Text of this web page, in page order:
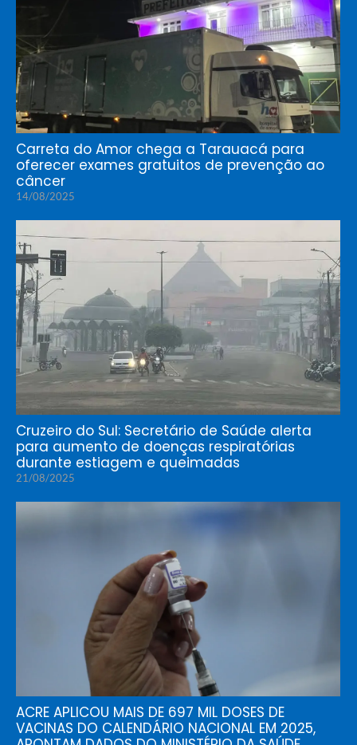
Carreta do Amor chega a Tarauacá para
oferecer exames gratuitos de prevenção ao
câncer
14/08/2025
Cruzeiro do Sul: Secretário de Saúde alerta
para aumento de doenças respiratórias
durante estiagem e queimadas
21/08/2025
ACRE APLICOU MAIS DE 697 MIL DOSES DE
VACINAS DO CALENDÁRIO NACIONAL EM 2025,